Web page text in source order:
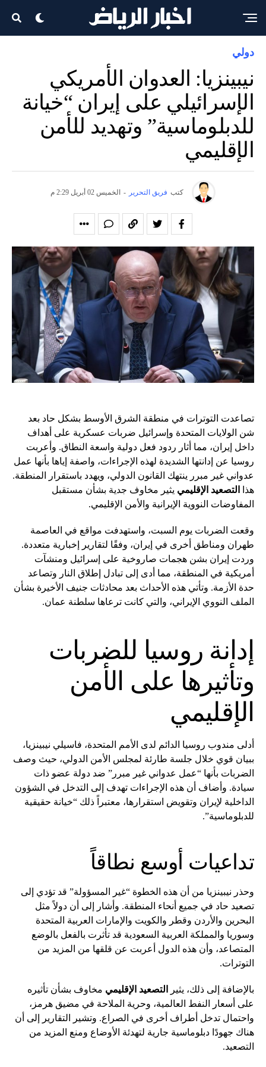
دولي
نيبينزيا: العدوان الأمريكي
الإسرائيلي على إيران “خيانة
للدبلوماسية” وتهديد للأمن
الإقليمي
كتب فريق التحرير - الخميس 02 أبريل 2:29 م
تصاعدت التوترات في منطقة الشرق الأوسط بشكل حاد بعد
شن الولايات المتحدة وإسرائيل ضربات عسكرية على أهداف
داخل إيران، مما أثار ردود فعل دولية واسعة النطاق. وأعربت
روسيا عن إدانتها الشديدة لهذه الإجراءات، واصفة إياها بأنها عمل
عدواني غير مبرر ينتهك القانون الدولي، ويهدد باستقرار المنطقة.
هذا
التصعيد الإقليمي يثير مخاوف جدية بشأن مستقبل
المفاوضات النووية الإيرانية والأمن الإقليمي.
وقعت الضربات يوم السبت، واستهدفت مواقع في العاصمة
طهران ومناطق أخرى في إيران، وفقًا لتقارير إخبارية متعددة.
وردت إيران بشن هجمات صاروخية على إسرائيل ومنشآت
أمريكية في المنطقة، مما أدى إلى تبادل إطلاق النار وتصاعد
حدة الأزمة. وتأتي هذه الأحداث بعد محادثات جنيف الأخيرة بشأن
الملف النووي الإيراني، والتي كانت ترعاها سلطنة عمان.
إدانة روسيا للضربات
وتأثيرها على الأمن
الإقليمي
أدلى مندوب روسيا الدائم لدى الأمم المتحدة، فاسيلي نيبينزيا،
ببيان قوي خلال جلسة طارئة لمجلس الأمن الدولي، حيث وصف
الضربات بأنها “عمل عدواني غير مبرر” ضد دولة عضو ذات
سيادة. وأضاف أن هذه الإجراءات تهدف إلى التدخل في الشؤون
الداخلية لإيران وتقويض استقرارها، معتبراً ذلك “خيانة حقيقية
للدبلوماسية”.
تداعيات أوسع نطاقاً
وحذر نيبينزيا من أن هذه الخطوة “غير المسؤولة” قد تؤدي إلى
تصعيد حاد في جميع أنحاء المنطقة. وأشار إلى أن دولاً مثل
البحرين والأردن وقطر والكويت والإمارات العربية المتحدة
وسوريا والمملكة العربية السعودية قد تأثرت بالفعل بالوضع
المتصاعد، وأن هذه الدول أعربت عن قلقها من المزيد من
التوترات.
بالإضافة إلى ذلك، يثير التصعيد الإقليمي مخاوف بشأن تأثيره
على أسعار النفط العالمية، وحرية الملاحة في مضيق هرمز،
واحتمال تدخل أطراف أخرى في الصراع. وتشير التقارير إلى أن
هناك جهودًا دبلوماسية جارية لتهدئة الأوضاع ومنع المزيد من
التصعيد.